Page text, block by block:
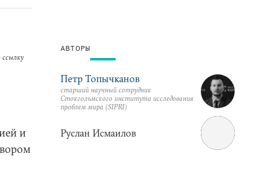
и
АВТОРЫ
Петр Топычканов
старший научный сотрудник
Стокгольмского института исследования
проблем мира (SIPRI)
Руслан Исмаилов